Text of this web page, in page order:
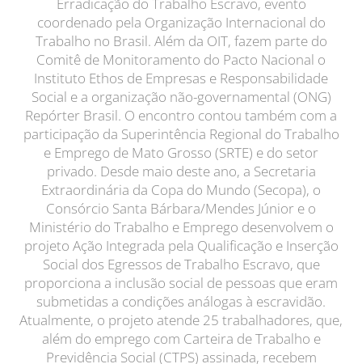
coordenado pela Organização Internacional do
Trabalho no Brasil. Além da OIT, fazem parte do
Comitê de Monitoramento do Pacto Nacional o
Instituto Ethos de Empresas e Responsabilidade
Social e a organização não-governamental (ONG)
Repórter Brasil. O encontro contou também com a
participação da Superintência Regional do Trabalho
e Emprego de Mato Grosso (SRTE) e do setor
privado. Desde maio deste ano, a Secretaria
Extraordinária da Copa do Mundo (Secopa), o
Consórcio Santa Bárbara/Mendes Júnior e o
Ministério do Trabalho e Emprego desenvolvem o
projeto Ação Integrada pela Qualificação e Inserção
Social dos Egressos de Trabalho Escravo, que
proporciona a inclusão social de pessoas que eram
submetidas a condições análogas à escravidão.
Atualmente, o projeto atende 25 trabalhadores, que,
além do emprego com Carteira de Trabalho e
Previdência Social (CTPS) assinada, recebem